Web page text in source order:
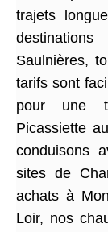
trajets
Saulnières,
tarifs sont
pour une
Picassiette
conduisons
sites de
achats à
Loir, nos